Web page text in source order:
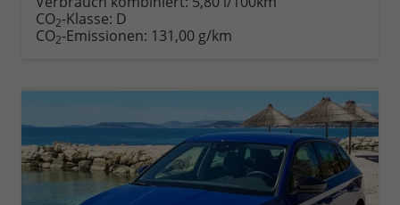
CO2-Klasse: D
CO2-Emissionen: 131,00 g/km